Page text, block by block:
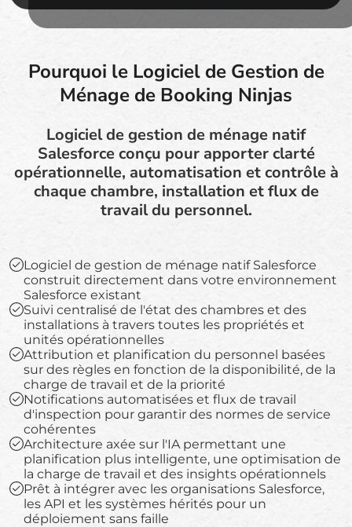
Pourquoi le Logiciel de Gestion de
Ménage de Booking Ninjas
Logiciel de gestion de ménage natif
Salesforce conçu pour apporter clarté
opérationnelle, automatisation et contrôle à
chaque chambre, installation et flux de
travail du personnel.
Logiciel de gestion de ménage natif Salesforce
construit directement dans votre environnement
Salesforce existant
Suivi centralisé de l'état des chambres et des
installations à travers toutes les propriétés et
unités opérationnelles
Attribution et planification du personnel basées
sur des règles en fonction de la disponibilité, de la
charge de travail et de la priorité
Notifications automatisées et flux de travail
d'inspection pour garantir des normes de service
cohérentes
Architecture axée sur l'IA permettant une
planification plus intelligente, une optimisation de
la charge de travail et des insights opérationnels
Prêt à intégrer avec les organisations Salesforce,
les API et les systèmes hérités pour un
déploiement sans faille